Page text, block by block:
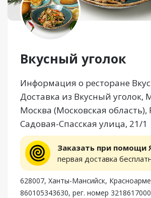
Вкусный уголок
Информация о ресторане
Доставка из Вкусный уголок,
Москва (Московская область),
Садовая-Спасская улица, 21/1
Заказать при помощи
первая доставка
628007, Ханты-Мансийск,
860105343630, рег. номер